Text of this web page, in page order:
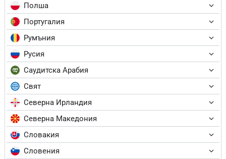
Полша
Португалия
Румъния
Русия
Саудитска Арабия
Свят
Северна Ирландия
Северна Македония
Словакия
Словения